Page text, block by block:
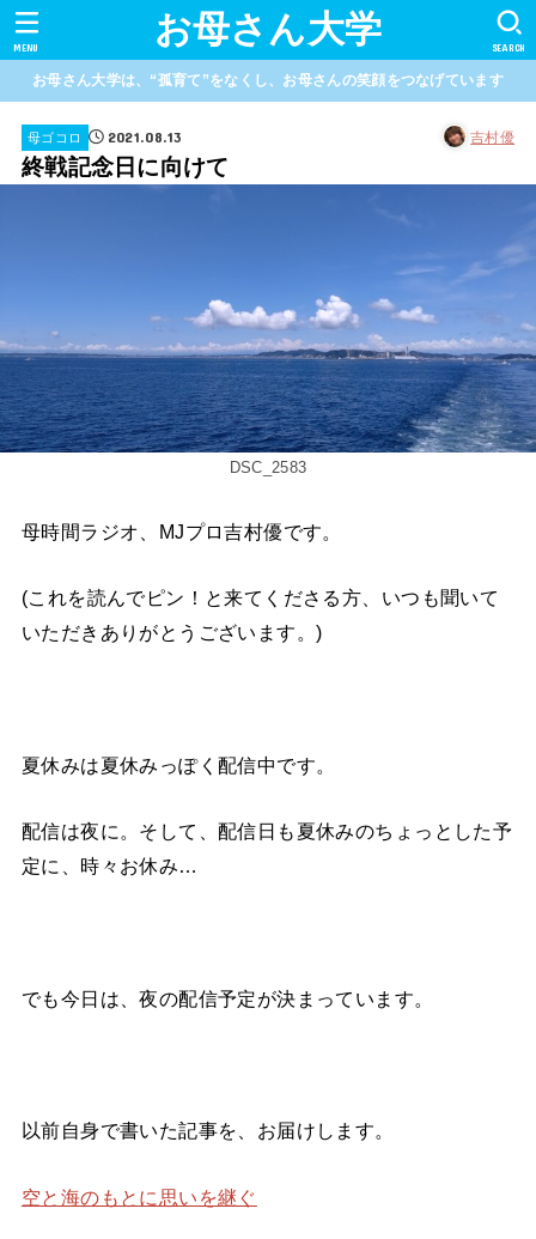
お母さん大学 SEARCH
MENU
お母さん大学は、“孤育て”をなくし、お母さんの笑顔をつなげています
母ゴコロ 2021.08.13 吉村優
終戦記念日に向けて
DSC_2583
母時間ラジオ、MJプロ吉村優です。
(これを読んでピン！と来てくださる方、いつも聞いて
いただきありがとうございます。)
夏休みは夏休みっぽく配信中です。
配信は夜に。そして、配信日も夏休みのちょっとした予
定に、時々お休み…
でも今日は、夜の配信予定が決まっています。
以前自身で書いた記事を、お届けします。
空と海のもとに思いを継ぐ